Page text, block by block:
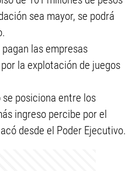
sea mayor, se podrá
las empresas
la explotación de juegos
posiciona entre los
ingreso percibe por el
desde el Poder Ejecutivo.